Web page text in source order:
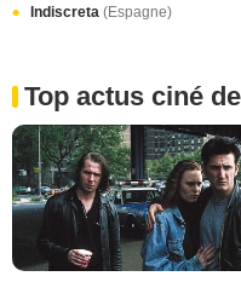
Indiscreta (Espagne)
Top actus ciné